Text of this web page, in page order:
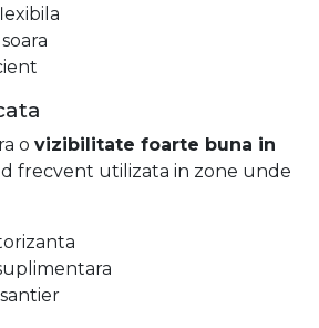
o vizibilitate foarte buna in
frecvent utilizata in zone unde